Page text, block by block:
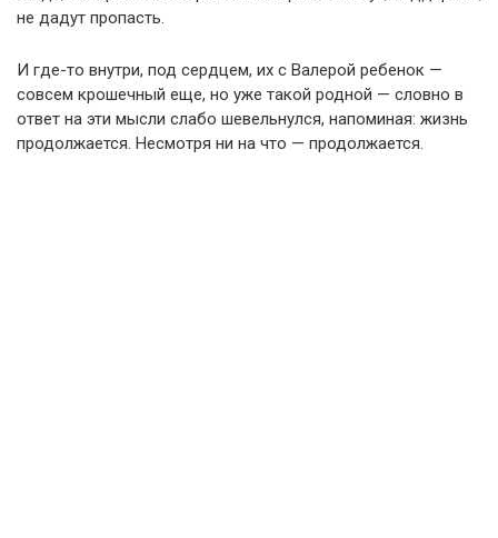
не дадут пропасть.
И где-то внутри, под сердцем, их с Валерой ребенок —
совсем крошечный еще, но уже такой родной — словно в
ответ на эти мысли слабо шевельнулся, напоминая: жизнь
продолжается. Несмотря ни на что — продолжается.